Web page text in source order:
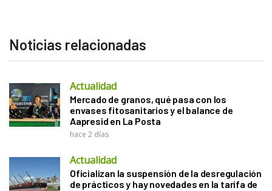
Noticias relacionadas
Actualidad
Mercado de granos, qué pasa con los
envases fitosanitarios y el balance de
Aapresid en La Posta
hace 2 días
Actualidad
Oficializan la suspensión de la desregulación
de prácticos y hay novedades en la tarifa de